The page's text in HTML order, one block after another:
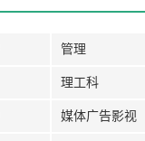
管理
理工科
媒体广告影视